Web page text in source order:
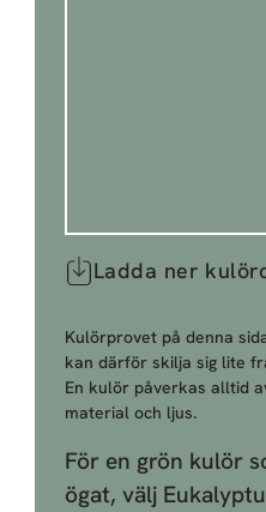
Ladda ner
Kulörprovet på denna
kan därför skilja sig lite
En kulör påverkas alltid
material och ljus.
För en grön kulör
ögat, välj